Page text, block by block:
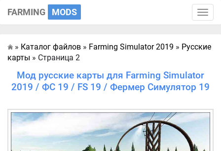
Toggle
FARMING MODS
Главная
» Каталог файлов » Farming Simulator 2019 » Русские
карты » Страница 2
Мод русские карты для Farming Simulator
2019 / ФС 19 / FS 19 / Фермер Симулятор 19